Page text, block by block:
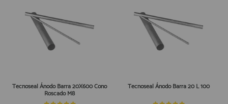
Tecnoseal Ánodo Barra 20X600 Cono
Roscado M8
Tecnoseal Ánodo Barra 20 L 100